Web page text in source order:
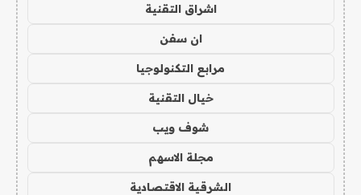
اشراق التقنية
ان سفن
مرابع التكنولوجيا
خيال التقنية
شوف ويب
مجلة الاسهم
الشرقية الاقتصادية